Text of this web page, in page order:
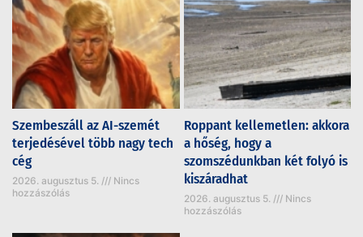
Szembeszáll az AI-szemét
terjedésével több nagy tech
cég
2026. augusztus 5.
Nincs
hozzászólás
Roppant kellemetlen: akkora
a hőség, hogy a
szomszédunkban két folyó is
kiszáradhat
2026. augusztus 5.
Nincs
hozzászólás